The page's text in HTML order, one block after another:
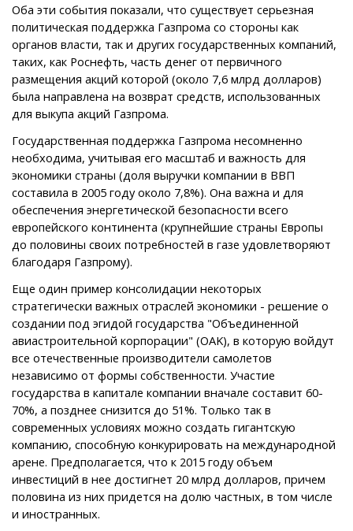
Оба эти события показали, что существует серьезная
политическая поддержка Газпрома со стороны как
органов власти, так и других государственных компаний,
таких, как Роснефть, часть денег от первичного
размещения акций которой (около 7,6 млрд долларов)
была направлена на возврат средств, использованных
для выкупа акций Газпрома.
Государственная поддержка Газпрома несомненно
необходима, учитывая его масштаб и важность для
экономики страны (доля выручки компании в ВВП
составила в 2005 году около 7,8%). Она важна и для
обеспечения энергетической безопасности всего
европейского континента (крупнейшие страны Европы
до половины своих потребностей в газе удовлетворяют
благодаря Газпрому).
Еще один пример консолидации некоторых
стратегически важных отраслей экономики - решение о
создании под эгидой государства "Объединенной
авиастроительной корпорации" (OAK), в которую войдут
все отечественные производители самолетов
независимо от формы собственности. Участие
государства в капитале компании вначале составит 60-
70%, а позднее снизится до 51%. Только так в
современных условиях можно создать гигантскую
компанию, способную конкурировать на международной
арене. Предполагается, что к 2015 году объем
инвестиций в нее достигнет 20 млрд долларов, причем
половина из них придется на долю частных, в том числе
и иностранных.